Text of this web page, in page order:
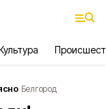
Белгород